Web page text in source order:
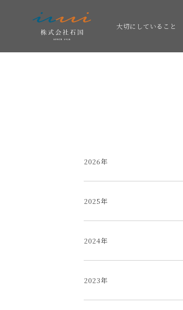
大切にしていること
2026年
2025年
2024年
2023年